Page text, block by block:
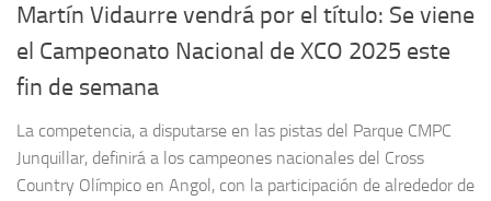
Martín Vidaurre vendrá por el título: Se viene
el Campeonato Nacional de XCO 2025 este
fin de semana
La competencia, a disputarse en las pistas del Parque CMPC
Junquillar, definirá a los campeones nacionales del Cross
Country Olímpico en Angol, con la participación de alrededor de